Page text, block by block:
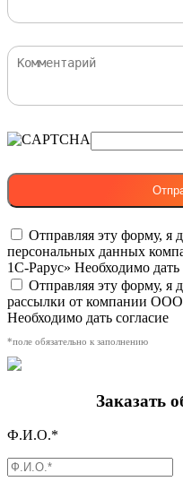
Отправляя эту форму, я
персональных данных
1С-Рарус» Необходимо дать
Отправляя эту форму, я
рассылки от компании
Необходимо дать согласие
*поле обязательно к заполнению
Заказать
Ф.И.О.*